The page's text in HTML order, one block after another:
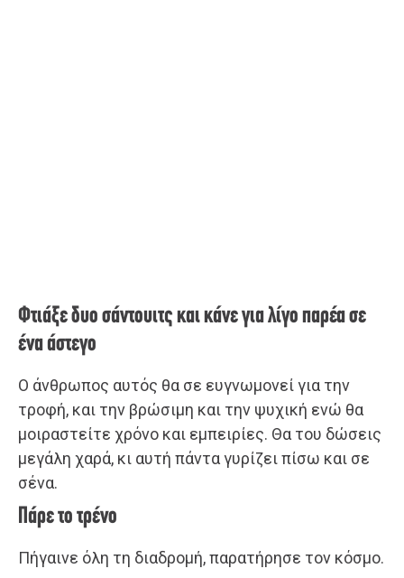
Φτιάξε δυο σάντουιτς και κάνε για λίγο παρέα σε
ένα άστεγο
Ο άνθρωπος αυτός θα σε ευγνωμονεί για την
τροφή, και την βρώσιμη και την ψυχική ενώ θα
μοιραστείτε χρόνο και εμπειρίες. Θα του δώσεις
μεγάλη χαρά, κι αυτή πάντα γυρίζει πίσω και σε
σένα.
Πάρε το τρένο
Πήγαινε όλη τη διαδρομή, παρατήρησε τον κόσμο.